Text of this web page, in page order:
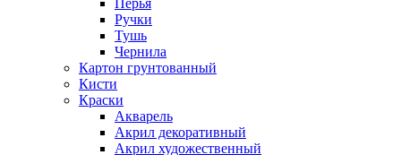
Перья
Ручки
Тушь
Чернила
Картон грунтованный
Кисти
Краски
Акварель
Акрил декоративный
Акрил художественный